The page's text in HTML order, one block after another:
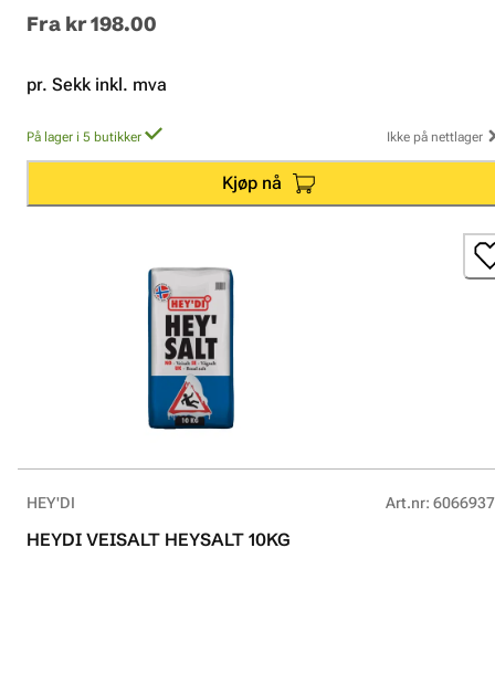
Fra kr 198.00
pr. Sekk inkl. mva
På lager i 5 butikker Ikke på nettlager
Kjøp nå
HEY'DI Art.nr:
HEYDI VEISALT HEYSALT 10KG